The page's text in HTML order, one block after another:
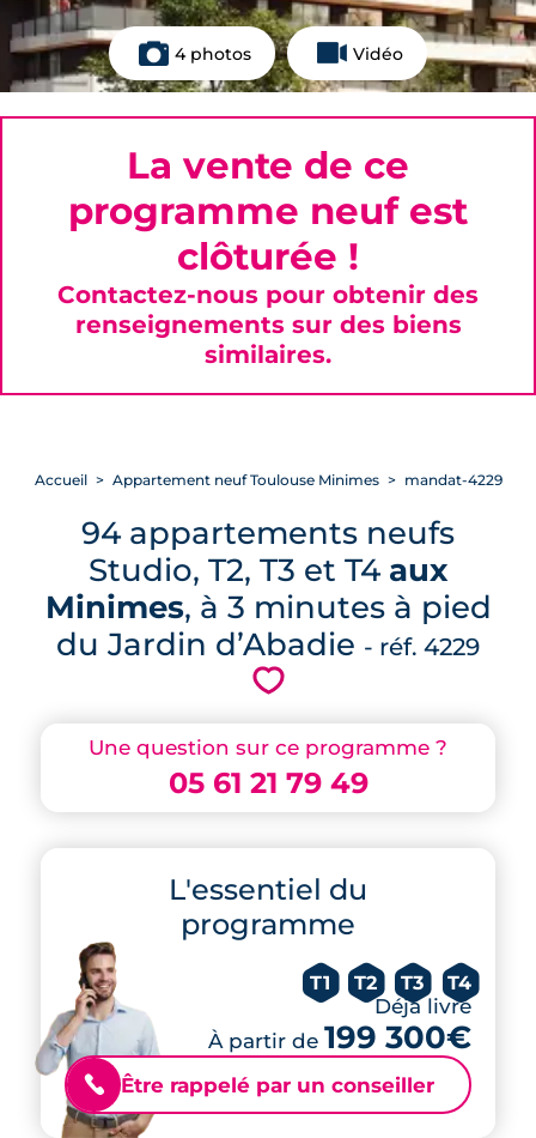
4 photos Vidéo
Une question sur ce programme ?
05 61 21 79 49
L'essentiel du
programme
T1 T2 T3 T4
Déjà livré
À partir de 199 300€
📞 Être rappelé par un conseiller
Accueil Appartement neuf Toulouse Minimes mandat-4229
94 appartements neufs
Studio, T2, T3 et T4 aux
Minimes, à 3 minutes à pied
du Jardin d’Abadie - réf. 4229
💗
La vente de ce
programme neuf est
clôturée !
Contactez-nous pour obtenir des
renseignements sur des biens
similaires.